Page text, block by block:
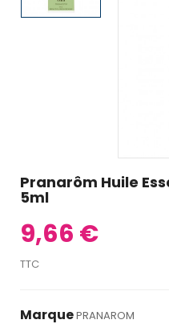
Pranarôm Huile
5ml
9,66 €
TTC
MarquePRANAROM